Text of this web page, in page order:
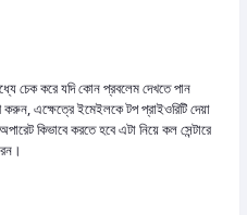
চেক করে যদি কোন প্রবলেম দেখতে পান
এক্ষেত্রে ইমেইলকে টপ প্রাইওরিটি দেয়া
কিভাবে করতে হবে এটা নিয়ে কল সেন্টারে